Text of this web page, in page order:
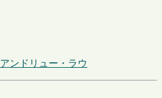
アンドリュー・ラウ